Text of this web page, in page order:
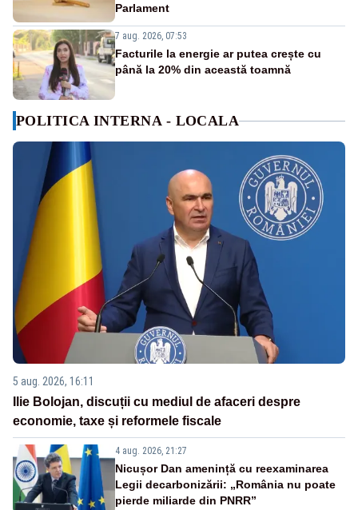
Parlament
7 aug. 2026, 07:53
Facturile la energie ar putea crește cu
până la 20% din această toamnă
POLITICA INTERNA - LOCALA
5 aug. 2026, 16:11
Ilie Bolojan, discuții cu mediul de afaceri despre
economie, taxe și reformele fiscale
4 aug. 2026, 21:27
Nicușor Dan amenință cu reexaminarea
Legii decarbonizării: „România nu poate
pierde miliarde din PNRR”